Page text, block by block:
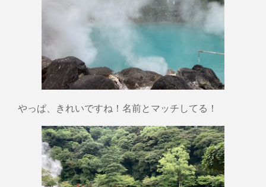
やっぱ、きれいですね！名前とマッチしてる！